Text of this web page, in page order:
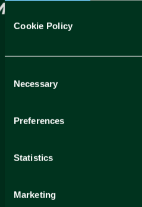
Cookie Policy
Selection
Necessary
Preferences
Statistics
Marketing